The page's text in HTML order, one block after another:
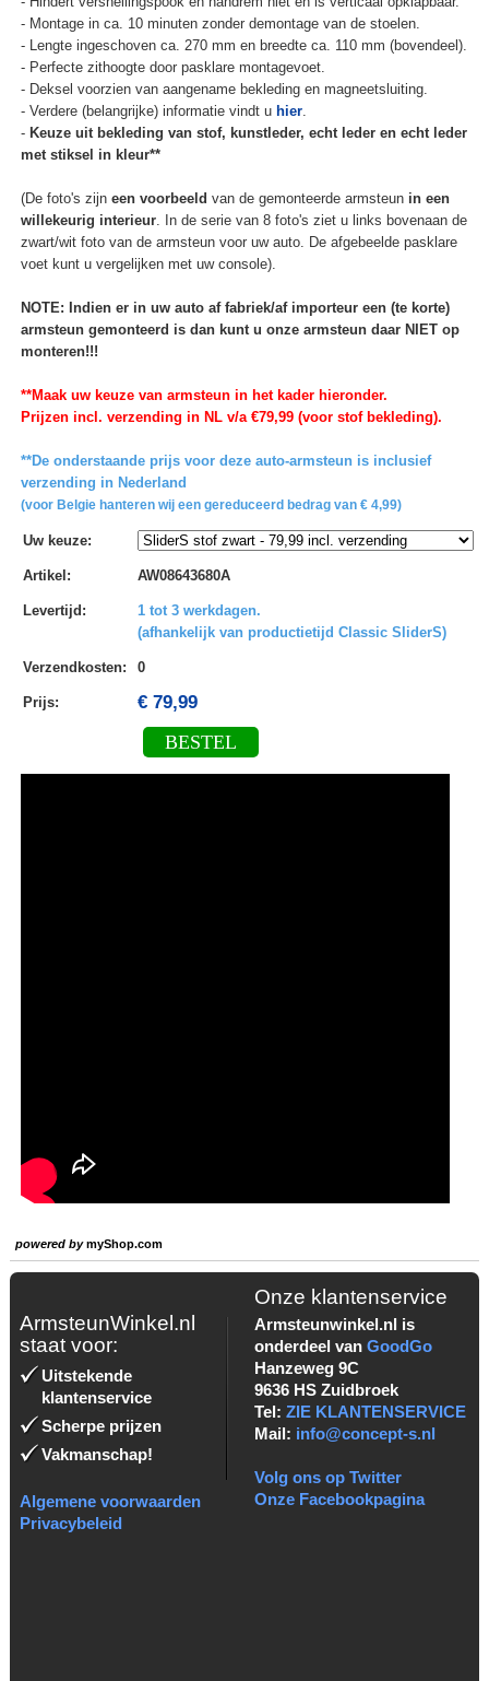
- Montage in ca. 10 minuten zonder demontage van de stoelen.
- Lengte ingeschoven ca. 270 mm en breedte ca. 110 mm (bovendeel).
- Perfecte zithoogte door pasklare montagevoet.
- Deksel voorzien van aangename bekleding en magneetsluiting.
- Verdere (belangrijke) informatie vindt u hier.
- Keuze uit bekleding van stof, kunstleder, echt leder en echt leder
met stiksel in kleur**
(De foto's zijn een voorbeeld van de gemonteerde armsteun in een
willekeurig interieur. In de serie van 8 foto's ziet u links bovenaan de
zwart/wit foto van de armsteun voor uw auto. De afgebeelde pasklare
voet kunt u vergelijken met uw console).
NOTE: Indien er in uw auto af fabriek/af importeur een (te korte)
armsteun gemonteerd is dan kunt u onze armsteun daar NIET op
monteren!!!
**Maak uw keuze van armsteun in het kader hieronder.
Prijzen incl. verzending in NL v/a €79,99 (voor stof bekleding).
**De onderstaande prijs voor deze auto-armsteun is inclusief
verzending in Nederland
(voor Belgie hanteren wij een gereduceerd bedrag van € 4,99)
Uw keuze:
Artikel : AW08643680A
Levertijd :
1 tot 3 werkdagen.
(afhankelijk van productietijd Classic SliderS)
Verzendkosten: 0
Prijs: € 79,99
BESTEL
powered bymyShop.com
ArmsteunWinkel.nl
staat voor:
Uitstekende
klantenservice
Scherpe prijzen
Vakmanschap!
Algemene voorwaarden
Privacybeleid
Onze klantenservice
Armsteunwinkel.nl is
onderdeel van GoodGo
Hanzeweg 9C
9636 HS Zuidbroek
Tel: ZIE KLANTENSERVICE
Mail: info@concept-s.nl
Volg ons op Twitter
Onze Facebookpagina